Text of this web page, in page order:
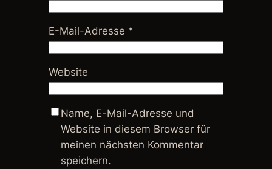
E-Mail-Adresse *
Website
Name, E-Mail-Adresse und
Website in diesem Browser für
meinen nächsten Kommentar
speichern.